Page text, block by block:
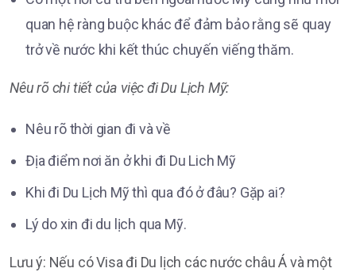
quan hệ ràng buộc khác để đảm bảo rằng sẽ quay
trở về nước khi kết thúc chuyến viếng thăm.
Nêu rõ chi tiết của việc đi Du Lịch Mỹ:
Nêu rõ thời gian đi và về
Địa điểm nơi ăn ở khi đi Du Lich Mỹ
Khi đi Du Lịch Mỹ thì qua đó ở đâu? Gặp ai?
Lý do xin đi du lịch qua Mỹ.
Lưu ý: Nếu có Visa đi Du lịch các nước châu Á và một